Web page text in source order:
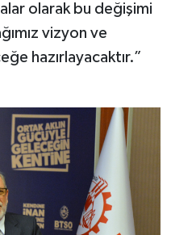
olarak bu değişimi
vizyon ve
hazırlayacaktır.”